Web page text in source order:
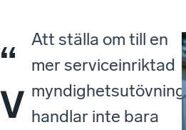
“
V
Att ställa om till en
mer serviceinriktad
myndighetsutövning
handlar inte bara